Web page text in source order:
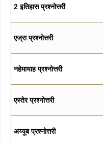
2 इतिहास प्रश्नोत्तरी
एज्रा प्रश्नोत्तरी
नहेमायाह प्रश्नोत्तरी
एस्तेर प्रश्नोत्तरी
अय्यूब प्रश्नोत्तरी